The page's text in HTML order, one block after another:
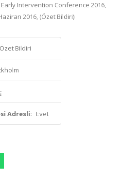
Intervention Conference 2016,
2016, (Özet Bildiri)
Bildiri
Adresli: Evet